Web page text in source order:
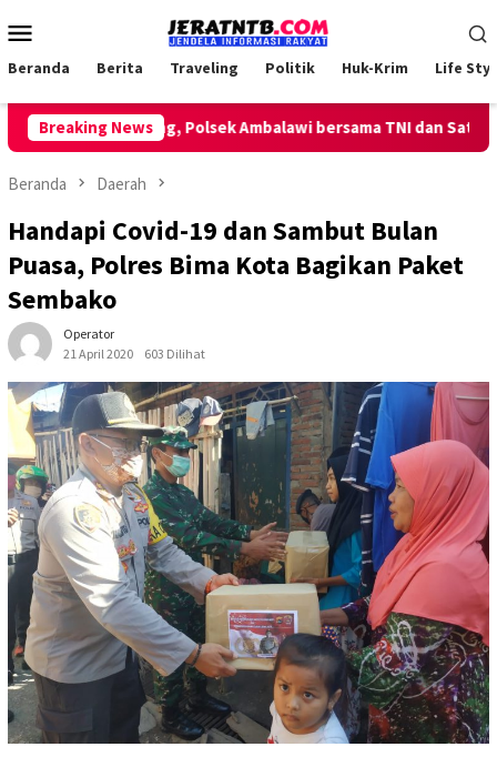
ke
Mobile
Beranda Berita Traveling Politik Huk-Krim Life
Breaking News
Patroli Keliling, Polsek Ambalawi bersama TNI dan SatPolPP
Beranda Daerah
Handapi Covid-19 dan Sambut Bulan
Puasa, Polres Bima Kota Bagikan Paket
Sembako
Operator
21 April 2020
603 Dilihat